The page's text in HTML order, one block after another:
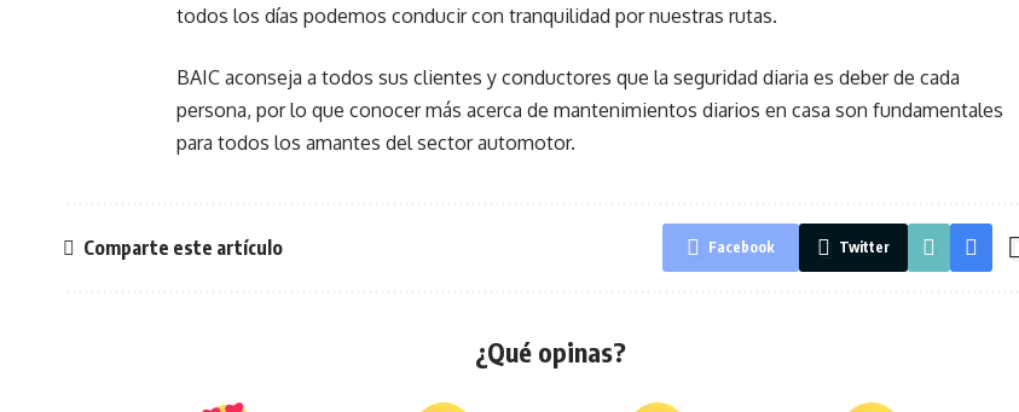
todos los días podemos conducir con tranquilidad por nuestras rutas.
BAIC aconseja a todos sus clientes y conductores que la seguridad diaria es deber de cada
persona, por lo que conocer más acerca de mantenimientos diarios en casa son fundamentales
para todos los amantes del sector automotor.
Comparte este artículo Facebook Twitter
¿Qué opinas?